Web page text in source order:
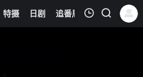
特摄 日剧 追番周表 今日更新
6